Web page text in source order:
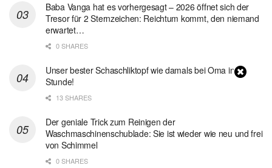
Baba Vanga hat es vorhergesagt – 2026 öffnet sich der
Tresor für 2 Sternzeichen: Reichtum kommt, den niemand
erwartet…
0 SHARES
Unser bester Schaschliktopf wie damals bei Oma in 1
Stunde!
13 SHARES
Der geniale Trick zum Reinigen der
Waschmaschinenschublade: Sie ist wieder wie neu und frei
von Schimmel
0 SHARES